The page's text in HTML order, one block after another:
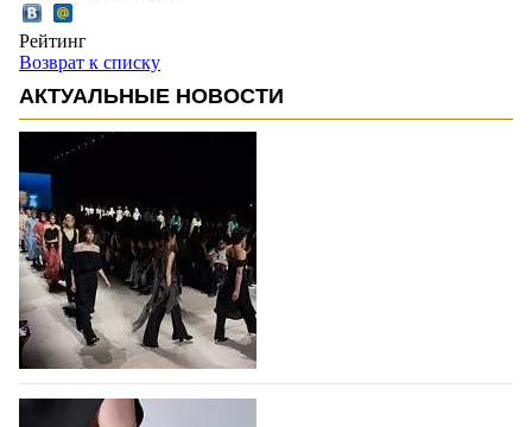
Рейтинг
Возврат к списку
АКТУАЛЬНЫЕ НОВОСТИ
На участие в Московской неделе моды